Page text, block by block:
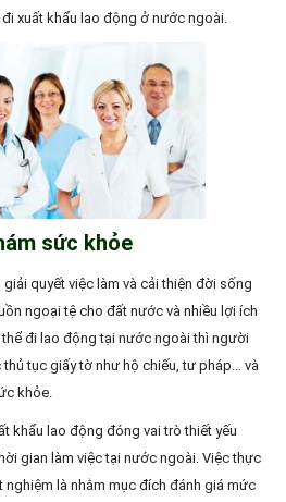
xuất khẩu lao động ở nước ngoài.
sức khỏe
quyết việc làm và cải thiện đời sống
ngoại tệ cho đất nước và nhiều lợi ích
thể đi lao động tại nước ngoài thì người
thủ tục giấy tờ như hộ chiếu, tư pháp… và
khỏe.
khẩu lao động đóng vai trò thiết yếu
gian làm việc tại nước ngoài. Việc thực
nghiệm là nhằm mục đích đánh giá mức